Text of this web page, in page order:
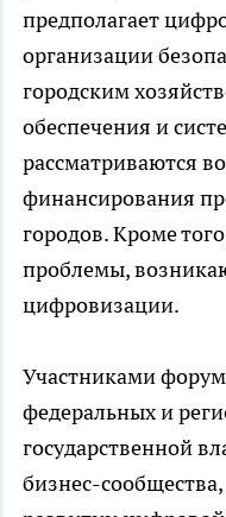
предполагает
организации
городским
обеспечения и
рассматриваются
финансирования
городов. Кроме
проблемы,
цифровизации.
Участниками
федеральных и
государственной
бизнес-